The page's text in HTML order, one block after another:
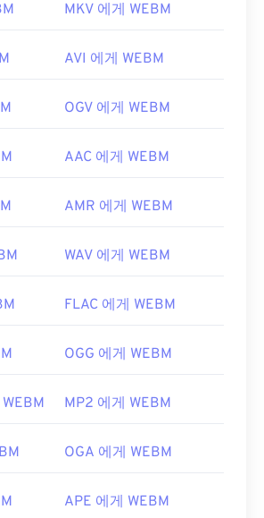
MKV 에게 WEBM
AVI 에게 WEBM
OGV 에게 WEBM
AAC 에게 WEBM
AMR 에게 WEBM
WAV 에게 WEBM
FLAC 에게 WEBM
OGG 에게 WEBM
MP2 에게 WEBM
OGA 에게 WEBM
APE 에게 WEBM